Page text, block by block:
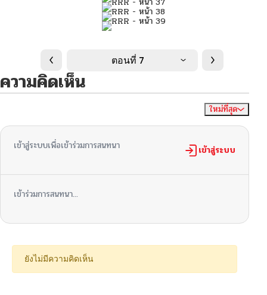
ตอนที่ 7
ความคิดเห็น
ใหม่ที่สุด
เข้าสู่ระบบเพื่อเข้าร่วมการสนทนา เข้าสู่ระบบ
เข้าร่วมการสนทนา...
ยังไม่มีความคิดเห็น